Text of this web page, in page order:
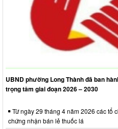
UBND phường Long Thành đã ban
trọng tâm giai đoạn 2026 – 2030
Từ ngày 29 tháng 4 năm 2026 các tổ
chứng nhận bán lẻ thuốc lá